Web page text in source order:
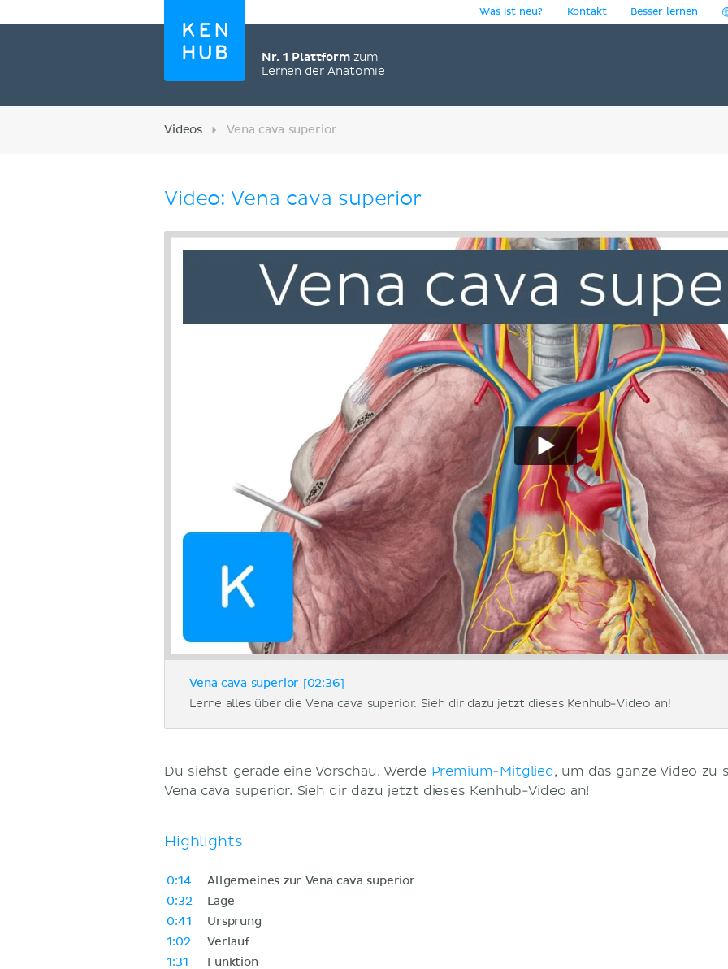
Nr. 1 Plattformzum
Lernen der Anatomie
Was ist neu? Kontakt Besser lernen
Videos Vena cava superior
Video: Vena cava superior
Vena cava superior [02:36]
Lerne alles über die Vena cava superior. Sieh dir dazu jetzt dieses Kenhub-Video an!
Du siehst gerade eine Vorschau. Werde Premium-Mitglied, um das ganze Video zu
Vena cava superior. Sieh dir dazu jetzt dieses Kenhub-Video an!
Highlights
0:14
Allgemeines zur Vena cava superior
0:32
Lage
0:41
Ursprung
1:02
Verlauf
1:31
Funktion